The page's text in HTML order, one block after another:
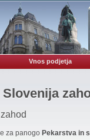
Vnos podjetja
Slovenija
za panogo Pekarstva in